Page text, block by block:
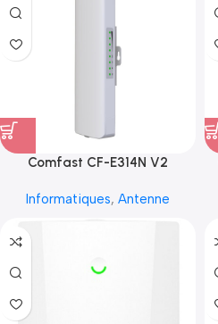
Comfast CF-E314N V2
Informatiques, Antenne